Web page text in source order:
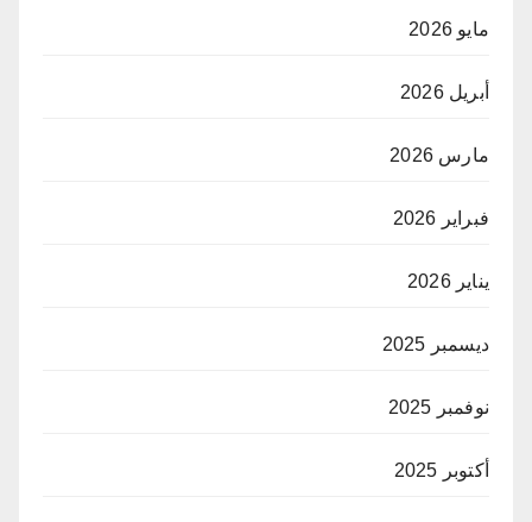
مايو 2026
أبريل 2026
مارس 2026
فبراير 2026
يناير 2026
ديسمبر 2025
نوفمبر 2025
أكتوبر 2025